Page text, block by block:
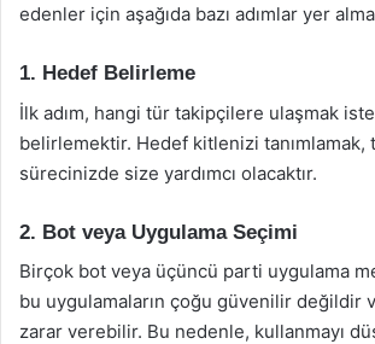
edenler için aşağıda bazı adımlar yer
1. Hedef Belirleme
İlk adım, hangi tür takipçilere ulaşmak
belirlemektir. Hedef kitlenizi tanımlamak,
sürecinizde size yardımcı olacaktır.
2. Bot veya Uygulama Seçimi
Birçok bot veya üçüncü parti uygulama
bu uygulamaların çoğu güvenilir değildir
zarar verebilir. Bu nedenle, kullanmayı